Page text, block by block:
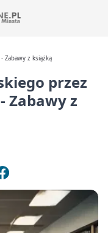
Zabawy z książką
przez
Zabawy z